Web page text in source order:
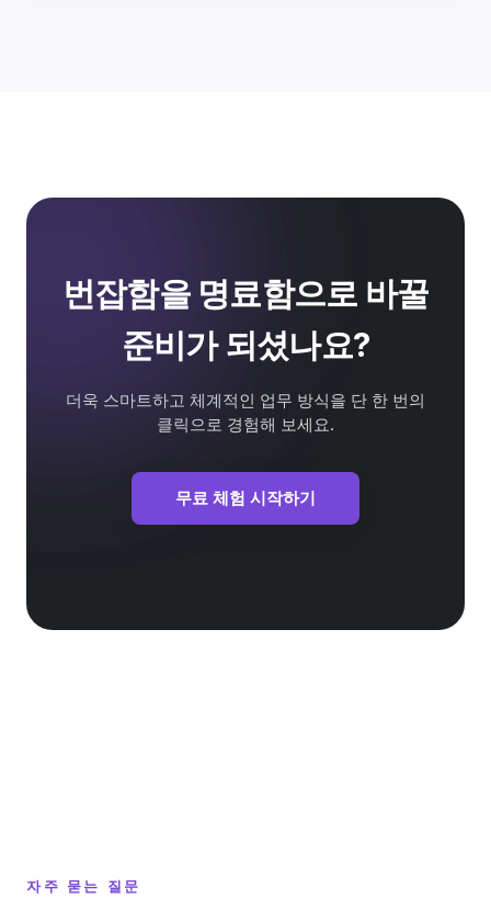
번잡함을 명료함으로 바꿀
준비가 되셨나요?
더욱 스마트하고 체계적인 업무 방식을 단 한 번의
클릭으로 경험해 보세요.
무료 체험 시작하기
자주 묻는 질문